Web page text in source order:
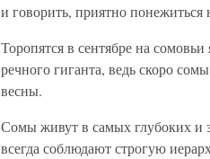
и говорить, приятно
Торопятся в сентябре на
речного гиганта, ведь скоро
весны.
Сомы живут в самых глубоких и
всегда соблюдают строгую